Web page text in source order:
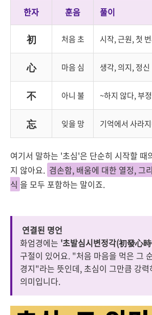
한자 훈음 풀이
初 처음 초 시작, 근원, 첫
心 마음 심 생각, 의지, 정신
不 아니 불 ~하지 않다, 부정
忘 잊을 망 기억에서 사라
여기서 말하는 '초심'은 단순히 시작할 때
지 않아요. 겸손함, 배움에 대한 열정, 그
식 을 모두 포함하는 말이죠.
연결된 명언
화엄경에는 '초발심시변정각(初發心
구절이 있어요. "처음 마음을 먹은 그
경지"라는 뜻인데, 초심이 그만큼 강
의미입니다.